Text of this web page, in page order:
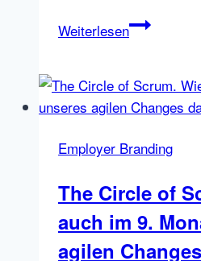
WeiterlesenSocial
Hack
Nr.
–
&
Employer Branding
The Circle of
auch im 9.
agilen